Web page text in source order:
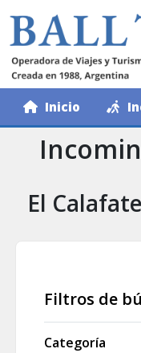
Inicio
El Calafate
Filtros de
Categoría